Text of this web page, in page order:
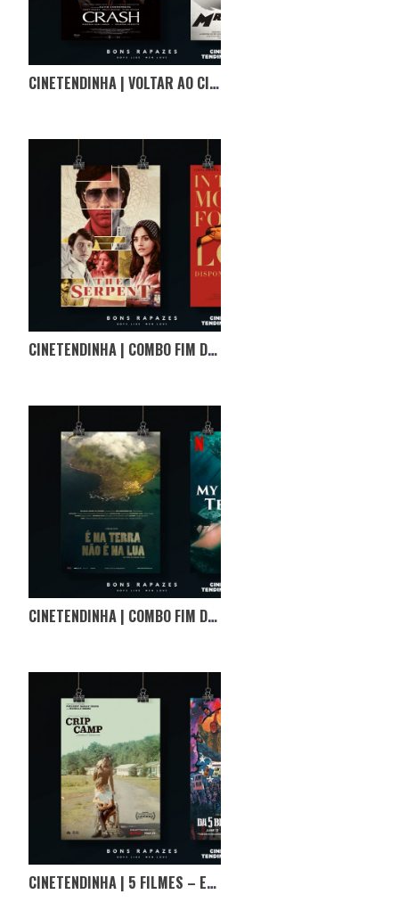
CINETENDINHA | VOLTAR AO CINEMA COM CÓPIAS RESTAURADAS
CINETENDINHA | COMBO FIM DE SEMANA
CINETENDINHA | COMBO FIM DE SEMANA
CINETENDINHA | 5 FILMES – ESPECIAL ÓSCARES